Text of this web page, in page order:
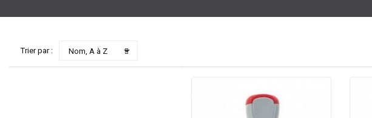
Trier par : Nom, A à Z 